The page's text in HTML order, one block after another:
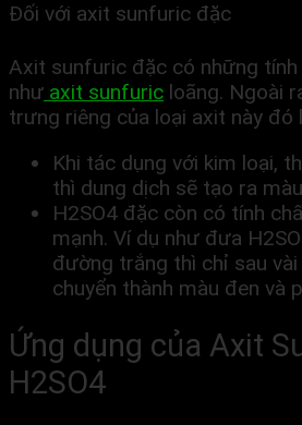
Đối với axit sunfuric đặc
Axit sunfuric đặc có những
như axit sunfuric loãng. Ngoài
trưng riêng của loại axit này đó
Khi tác dụng với kim loại,
thì dung dịch sẽ tạo ra
H2SO4 đặc còn có tính
mạnh. Ví dụ như đưa
đường trắng thì chỉ sau
chuyển thành màu đen và
Ứng dụng của Axit
H2SO4